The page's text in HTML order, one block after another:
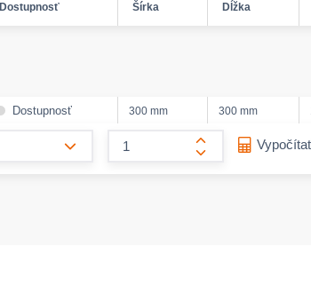
Dostupnosť Šírka Dĺžka
Dostupnosť 300 mm 300 mm
form.increase-